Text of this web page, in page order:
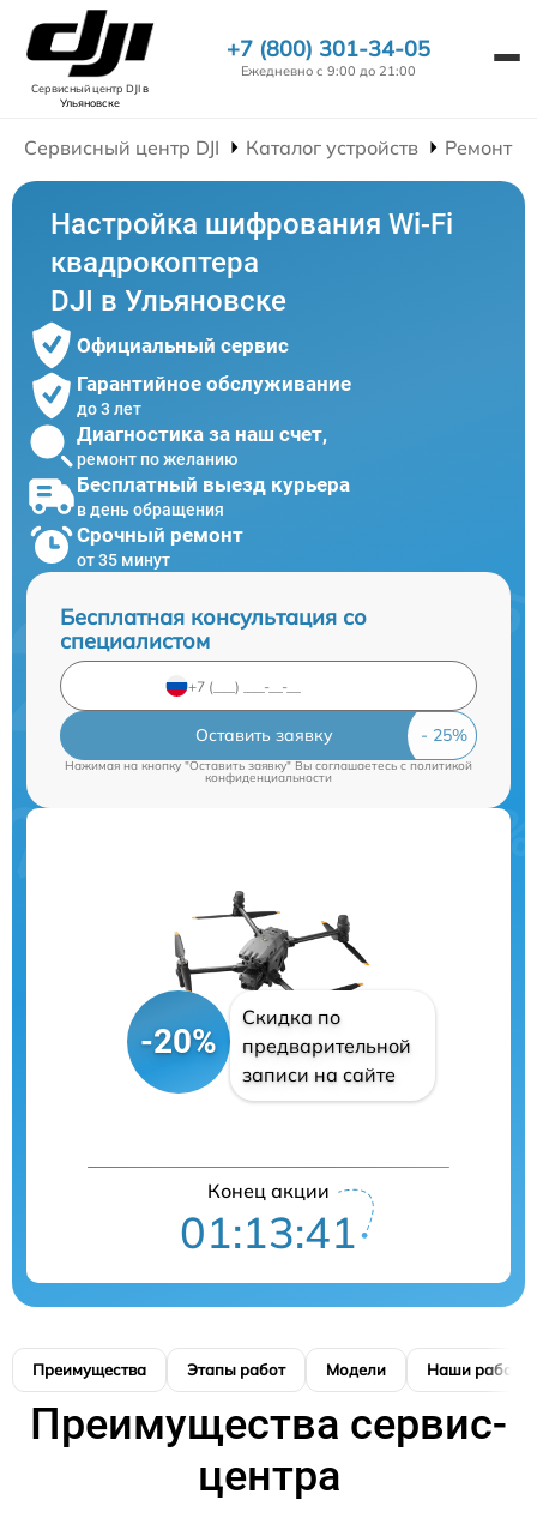
Сервисный центр DJIв
Ульяновске
+7 (800) 301-34-05
Ежедневно с 9:00 до 21:00
Сервисный центр DJI Каталог устройств Ремонт
Настройка шифрования Wi-Fi
квадрокоптера
DJI в Ульяновске
Официальный сервис
Гарантийное обслуживание
до 3 лет
Диагностика за наш счет,
ремонт по желанию
Бесплатный выезд курьера
в день обращения
Срочный ремонт
от 35 минут
Бесплатная консультация со
специалистом
Оставить заявку
Нажимая на кнопку "Оставить заявку" Вы соглашаетесь cполитикой
конфиденциальности
-20%
Скидка по
предварительной
записи на сайте
Конец акции
01:13:41
Преимущества Этапы работ Модели Наши работы
Преимущества сервис-
центра